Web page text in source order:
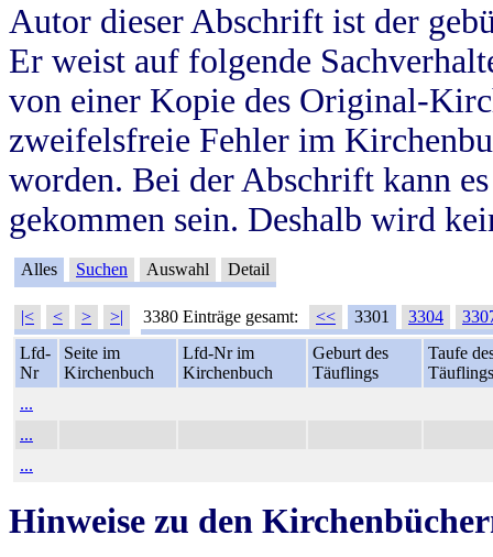
Autor dieser Abschrift ist der
Er weist auf folgende
von einer Kopie des Original-
zweifelsfreie Fehler im
worden. Bei der Abschrift kann
gekommen sein. Deshalb wird
Alles Suchen Auswahl Detail
|< < > >| 3380 Einträge gesamt: << 3301 3304
Lfd-
Nr
Seite im
Kirchenbuch
Lfd-Nr im
Kirchenbuch
Geburt des
Täuflings
Taufe
Täuflings
...
...
...
Hinweise zu den